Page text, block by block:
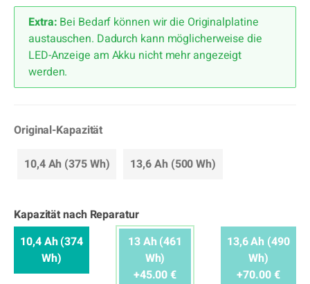
Extra: Bei Bedarf können wir die Originalplatine
austauschen. Dadurch kann möglicherweise die
LED-Anzeige am Akku nicht mehr angezeigt
werden.
Original-Kapazität
10,4 Ah (375 Wh) 13,6 Ah (500 Wh)
Kapazität nach Reparatur
10,4 Ah (374
Wh)
13 Ah (461
Wh)
+45.00 €
13,6 Ah (490
Wh)
+70.00 €